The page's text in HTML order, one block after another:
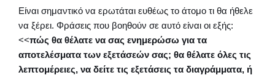
Είναι σημαντικό να ερωτάται ευθέως το άτομο τι θα ήθελε
να ξέρει. Φράσεις που βοηθούν σε αυτό είναι οι εξής:
<<πώς θα θέλατε να σας ενημερώσω για τα
αποτελέσματα των εξετάσεών σας; θα θέλατε όλες τις
λεπτομέρειες, να δείτε τις εξετάσεις τα διαγράμματα, ή